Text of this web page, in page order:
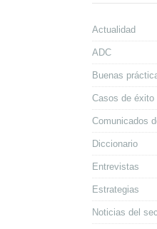
Actualidad
ADC
Buenas
Casos de éxito
Comunicados
Diccionario
Entrevistas
Estrategias
Noticias del